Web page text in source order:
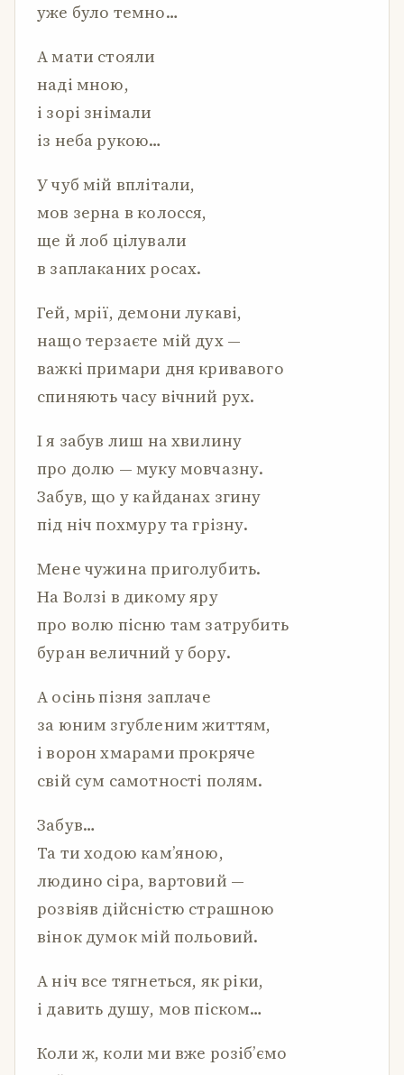
уже було темно…
А мати стояли
наді мною,
і зорі знімали
із неба рукою…
У чуб мій вплітали,
мов зерна в колосся,
ще й лоб цілували
в заплаканих росах.
Гей, мрії, демони лукаві,
нащо терзаєте мій дух —
важкі примари дня кривавого
спиняють часу вічний рух.
І я забув лиш на хвилину
про долю — муку мовчазну.
Забув, що у кайданах згину
під ніч похмуру та грізну.
Мене чужина приголубить.
На Волзі в дикому яру
про волю пісню там затрубить
буран величний у бору.
А осінь пізня заплаче
за юним згубленим життям,
і ворон хмарами прокряче
свій сум самотності полям.
Забув…
Та ти ходою кам’яною,
людино сіра, вартовий —
розвіяв дійсністю страшною
вінок думок мій польовий.
А ніч все тягнеться, як ріки,
і давить душу, мов піском…
Коли ж, коли ми вже розіб’ємо